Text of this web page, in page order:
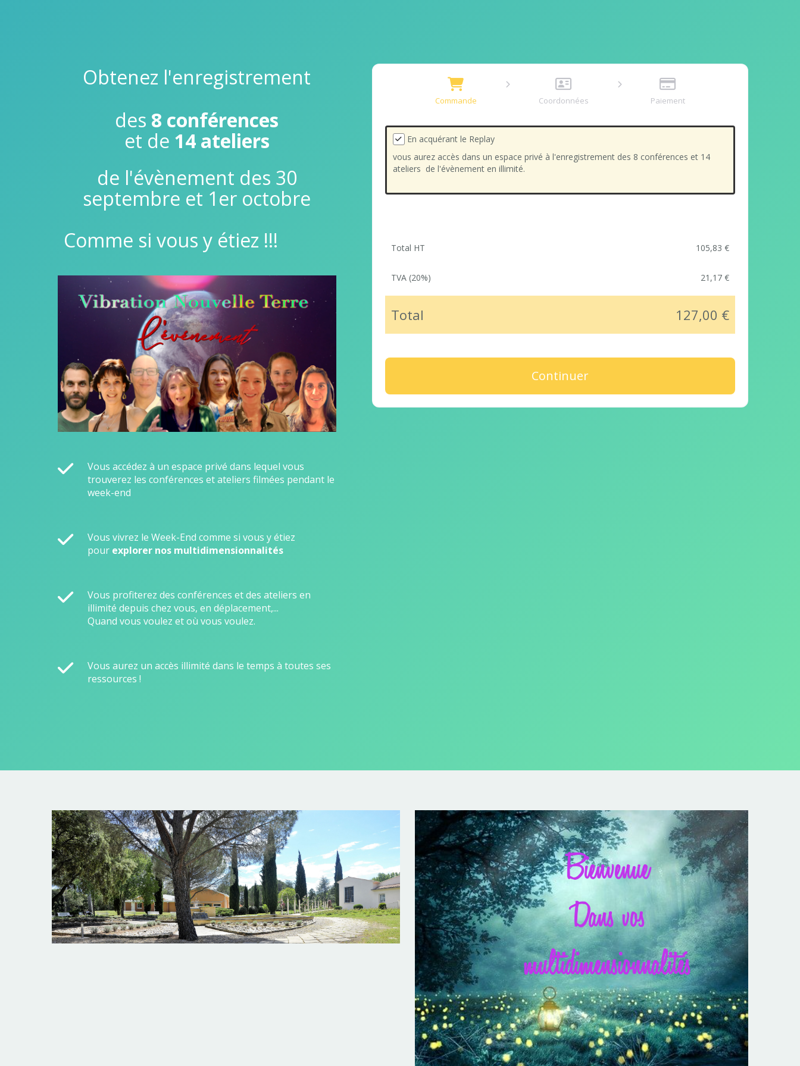
Obtenez l'enregistrement
des 8 conférences
et de 14 ateliers
de l'évènement des 30
septembre et 1er octobre
Comme si vous y étiez !!!
Vous accédez à un espace privé dans lequel vous
trouverez les conférences et ateliers filmées pendant le
week-end
Vous vivrez le Week-End comme si vous y étiez
pour explorer nos multidimensionnalités
Vous profiterez des conférences et des ateliers en
illimité depuis chez vous, en déplacement,...
Quand vous voulez et où vous voulez.
Vous aurez un accès illimité dans le temps à toutes ses
ressources !
Commande Coordonnées Paiement
En acquérant le Replay
vous aurez accès dans un espace privé à l'enregistrement des 8 conférences et 14
ateliers de l'évènement en illimité.
Total HT 105,83 €
TVA (20%) 21,17 €
Total 127,00 €
Continuer